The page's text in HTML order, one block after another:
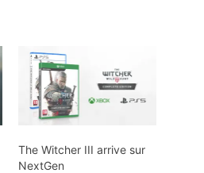
The Witcher III arrive sur
NextGen